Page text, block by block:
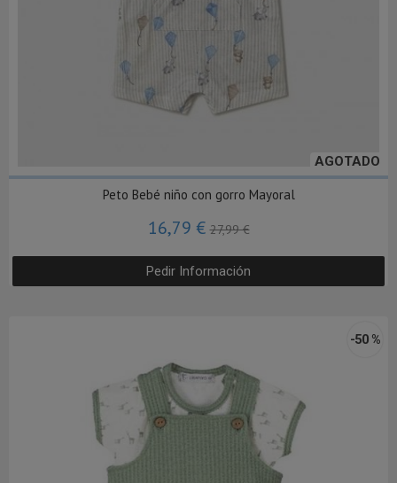
AGOTADO
Peto Bebé niño con gorro Mayoral
16,79 €27,99 €
Pedir Información
-50 %